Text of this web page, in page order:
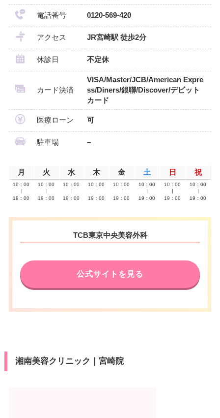
電話番号 0120-569-420
アクセス JR宮崎駅 徒歩2分
休診日 不定休
カード決済
VISA/Master/JCB/American Expre
ss/Diners/銀聯/Discover/デビット
カード
医療ローン 可
駐車場 –
月 火 水 木 金 土 日 祝
10：00
19：00
10：00
19：00
10：00
19：00
10：00
19：00
10：00
19：00
10：00
19：00
10：00
19：00
10：00
19：00
TCB東京中央美容外科
公式サイトを見る
湘南美容クリニック｜宮崎院